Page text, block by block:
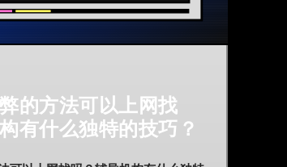
的方法可以上网找
有什么独特的技巧？